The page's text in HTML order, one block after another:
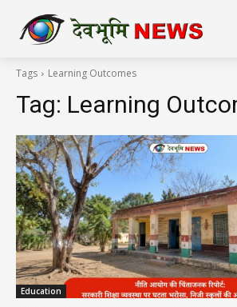
Tags Learning Outcomes
Tag: Learning
Education